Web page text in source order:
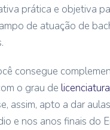
prática e objetiva
de atuação de
consegue
o grau de licenciatura
assim, apto a dar
e nos anos finais do